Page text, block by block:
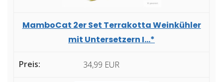
MamboCat 2er Set Terrakotta Weinkühler
mit Untersetzern I...*
34,99 EUR